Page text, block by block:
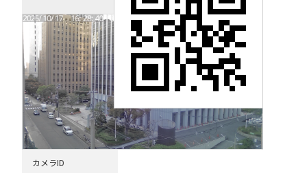
IPC-07FHDⅡ
カメラID